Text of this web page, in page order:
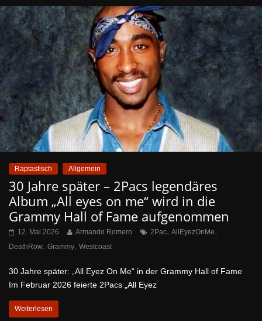
Raptastisch Allgemein
30 Jahre später – 2Pacs legendäres
Album „All eyes on me“ wird in die
Grammy Hall of Fame aufgenommen
12. Mai 2026 Armando Romero 2Pac, AllEyezOnMe,
DeathRow, Grammy, Westcoast
30 Jahre später: „All Eyez On Me“ in der Grammy Hall of Fame
Im Februar 2026 feierte 2Pacs „All Eyez
Weiterlesen